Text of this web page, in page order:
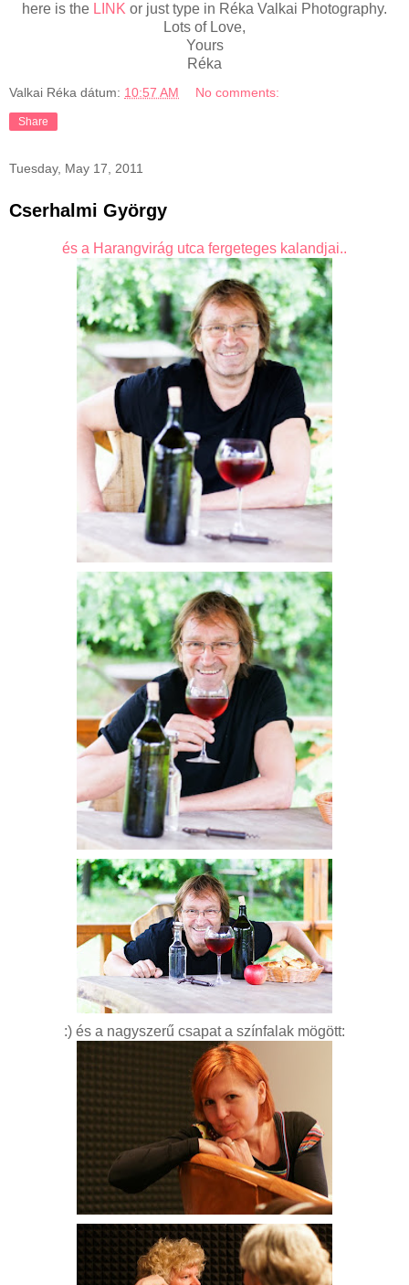
here is the LINK or just type in Réka Valkai Photography.
Lots of Love,
Yours
Réka
Valkai Réka dátum: 10:57 AM No comments:
Share
Tuesday, May 17, 2011
Cserhalmi György
és a Harangvirág utca fergeteges kalandjai..
:) és a nagyszerű csapat a színfalak mögött: